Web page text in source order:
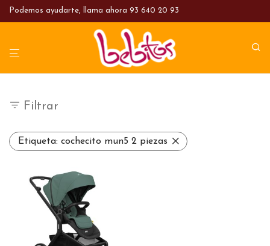
Podemos ayudarte, llama ahora 93 640 20 93
Filtrar
Etiqueta: cochecito mun5 2 piezas